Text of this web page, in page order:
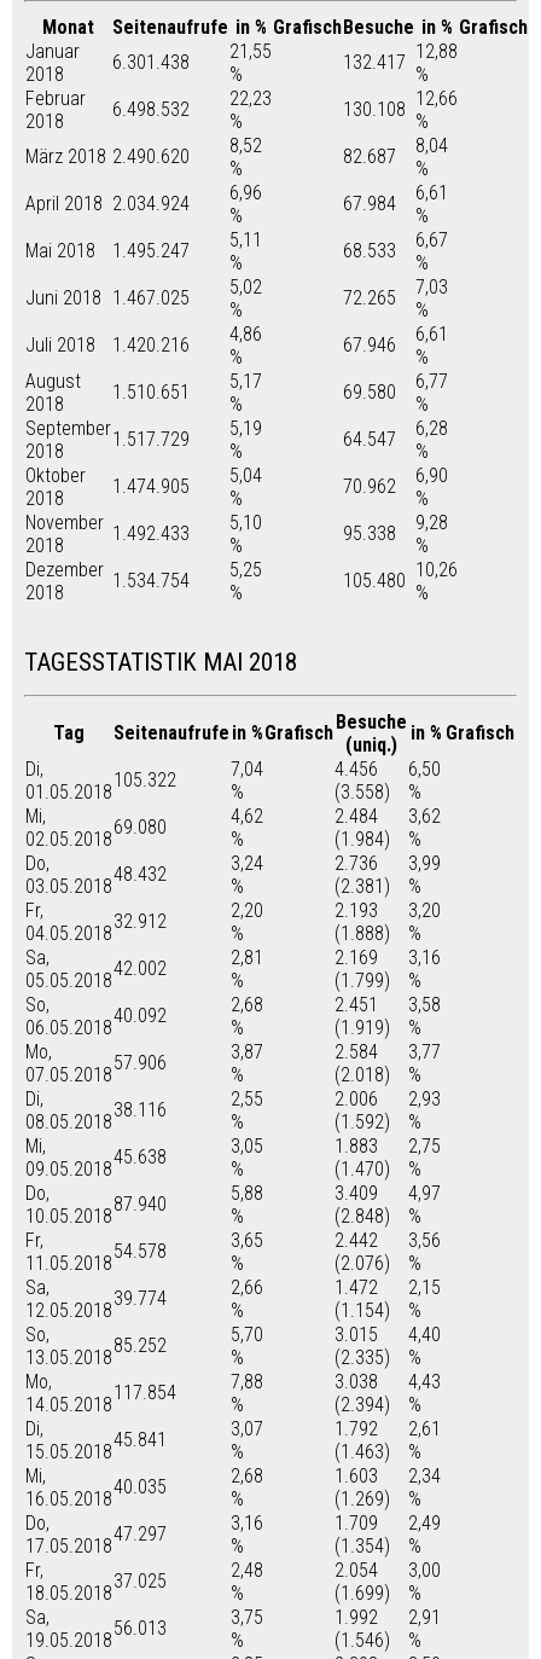
Monat Seitenaufrufe in % GrafischBesuche in % Grafisch
Januar
2018
6.301.438
21,55
%
132.417 12,88
%
Februar
2018
6.498.532
22,23
%
130.108 12,66
%
März 2018 2.490.620
8,52
%
82.687
8,04
%
April 2018 2.034.924
6,96
%
67.984
6,61
%
Mai 2018
1.495.247
5,11
%
68.533
6,67
%
Juni 2018 1.467.025
5,02
%
72.265
7,03
%
Juli 2018
1.420.216
4,86
%
67.946
6,61
%
August
2018
1.510.651
5,17
%
69.580
6,77
%
September
2018
1.517.729
5,19
%
64.547
6,28
%
Oktober
2018
1.474.905
5,04
%
70.962
6,90
%
November
2018
1.492.433
5,10
%
95.338
9,28
%
Dezember
2018
1.534.754
5,25
%
105.480 10,26
%
TAGESSTATISTIK MAI 2018
Tag Seitenaufrufe in %GrafischBesuche
(uniq.)
in % Grafisch
Di,
01.05.2018
105.322
7,04
%
4.456
(3.558)
6,50
%
Mi,
02.05.2018
69.080
4,62
%
2.484
(1.984)
3,62
%
Do,
03.05.2018
48.432
3,24
%
2.736
(2.381)
3,99
%
Fr,
04.05.2018
32.912
2,20
%
2.193
(1.888)
3,20
%
Sa,
05.05.2018
42.002
2,81
%
2.169
(1.799)
3,16
%
So,
06.05.2018
40.092
2,68
%
2.451
(1.919)
3,58
%
Mo,
07.05.2018
57.906
3,87
%
2.584
(2.018)
3,77
%
Di,
08.05.2018
38.116
2,55
%
2.006
(1.592)
2,93
%
Mi,
09.05.2018
45.638
3,05
%
1.883
(1.470)
2,75
%
Do,
10.05.2018
87.940
5,88
%
3.409
(2.848)
4,97
%
Fr,
11.05.2018
54.578
3,65
%
2.442
(2.076)
3,56
%
Sa,
12.05.2018
39.774
2,66
%
1.472
(1.154)
2,15
%
So,
13.05.2018
85.252
5,70
%
3.015
(2.335)
4,40
%
Mo,
14.05.2018
117.854
7,88
%
3.038
(2.394)
4,43
%
Di,
15.05.2018
45.841
3,07
%
1.792
(1.463)
2,61
%
Mi,
16.05.2018
40.035
2,68
%
1.603
(1.269)
2,34
%
Do,
17.05.2018
47.297
3,16
%
1.709
(1.354)
2,49
%
Fr,
18.05.2018
37.025
2,48
%
2.054
(1.699)
3,00
%
Sa,
19.05.2018
56.013
3,75
%
1.992
(1.546)
2,91
%